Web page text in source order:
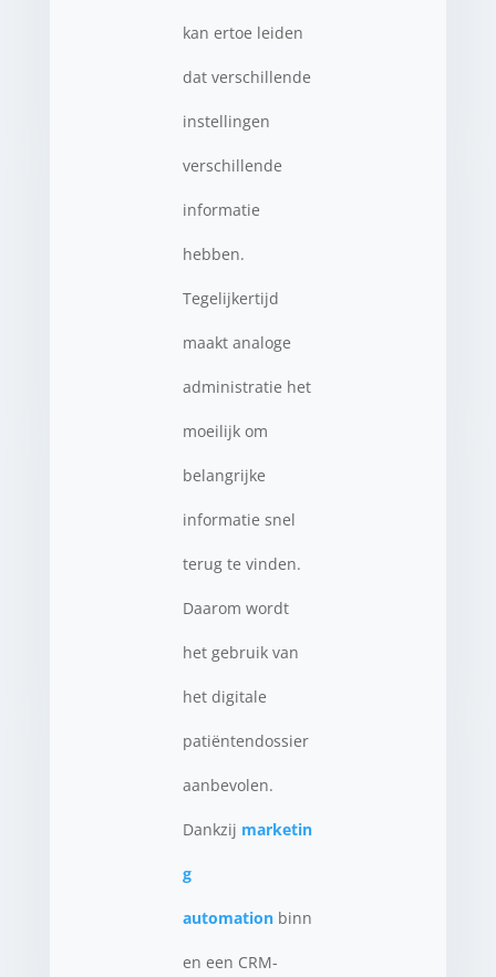
kan ertoe leiden
dat verschillende
instellingen
verschillende
informatie
hebben.
Tegelijkertijd
maakt analoge
administratie het
moeilijk om
belangrijke
informatie snel
terug te vinden.
Daarom wordt
het gebruik van
het digitale
patiëntendossier
aanbevolen.
Dankzij marketin
g
automationbinn
en een CRM-